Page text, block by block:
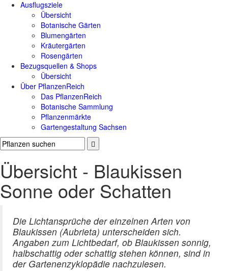
Ausflugsziele
Übersicht
Botanische Gärten
Blumengärten
Kräutergärten
Rosengärten
Bezugsquellen & Shops
Übersicht
Über PflanzenReich
Das PflanzenReich
Botanische Sammlung
Pflanzenmärkte
Gartengestaltung Sachsen
Übersicht - Blaukissen
Sonne oder Schatten
Die Lichtansprüche der einzelnen Arten von
Blaukissen (Aubrieta) unterscheiden sich.
Angaben zum Lichtbedarf, ob Blaukissen sonnig,
halbschattig oder schattig stehen können, sind in
der Gartenenzyklopädie nachzulesen.